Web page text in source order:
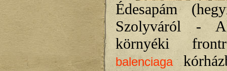
Édesapám
Szolyváról -
környéki
balenciaga